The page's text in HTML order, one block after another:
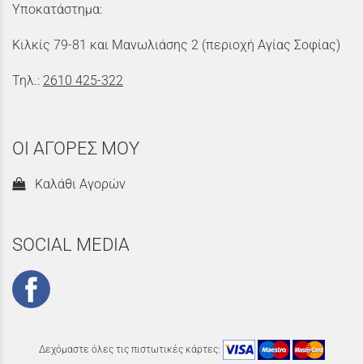
Υποκατάστημα:
Κιλκίς 79-81 και Μανωλιάσης 2 (περιοχή Αγίας Σοφίας)
Τηλ.: 2610 425-322
ΟΙ ΑΓΟΡΕΣ ΜΟΥ
Καλάθι Αγορών
SOCIAL MEDIA
Δεχόμαστε όλες τις πιστωτικές κάρτες: